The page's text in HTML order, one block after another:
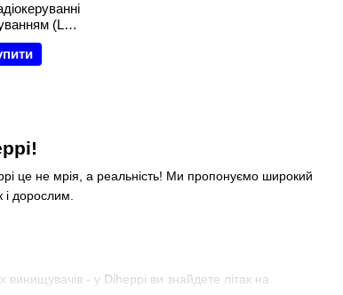
це не мрія, а реальність! Ми пропонуємо широкий
і дорослим.
винищувачів - у Diheppi ви знайдете літак на
(LH-
V, оберт
автозліт,